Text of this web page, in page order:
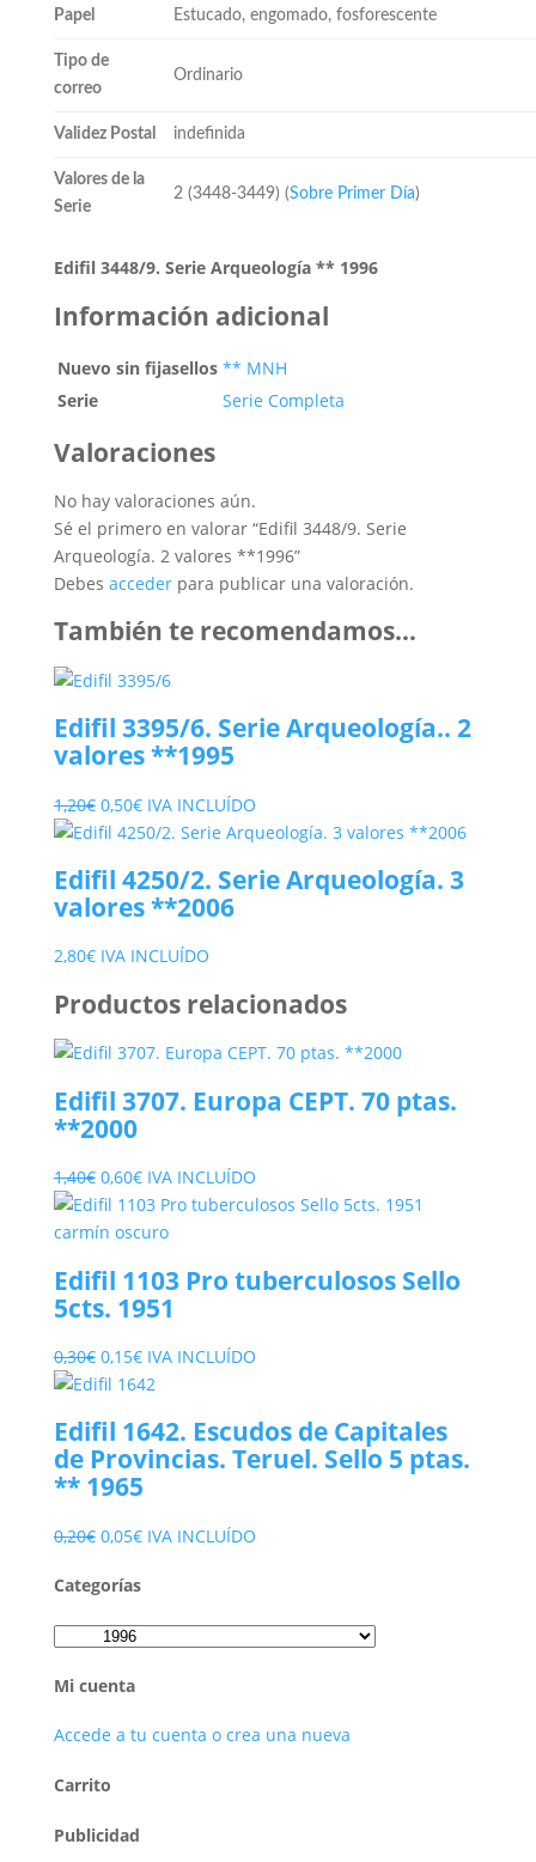
Papel Estucado, engomado, fosforescente
Tipo de
correo
Ordinario
Validez Postal indefinida
Valores de la
Serie
2 (3448-3449) (Sobre Primer Día)
Edifil 3448/9. Serie Arqueología ** 1996
Información adicional
Nuevo sin fijasellos ** MNH
Serie
Serie Completa
Valoraciones
No hay valoraciones aún.
Sé el primero en valorar “Edifil 3448/9. Serie
Arqueología. 2 valores **1996”
Debes accederpara publicar una valoración.
También te recomendamos…
Edifil 3395/6. Serie Arqueología.. 2
valores **1995
1,20€ El
precio
era:
1,20€.
0,50€El
precio
es:
0,50€.
IVA INCLUÍDO
Edifil 4250/2. Serie Arqueología. 3
valores **2006
2,80€ IVA INCLUÍDO
Productos relacionados
Edifil 3707. Europa CEPT. 70 ptas.
**2000
1,40€ El
precio
original
1,40€.
0,60€El
precio
actual
0,60€.
IVA INCLUÍDO
Edifil 1103 Pro tuberculosos Sello
5cts. 1951
0,30€ El
precio
era:
0,30€.
0,15€El
precio
es:
0,15€.
IVA INCLUÍDO
Edifil 1642. Escudos de Capitales
de Provincias. Teruel. Sello 5 ptas.
** 1965
0,20€ El
original
0,20€.
0,05€El
actual
0,05€.
IVA INCLUÍDO
Categorías
Mi cuenta
Accede a tu cuenta o crea una nueva
Carrito
Publicidad